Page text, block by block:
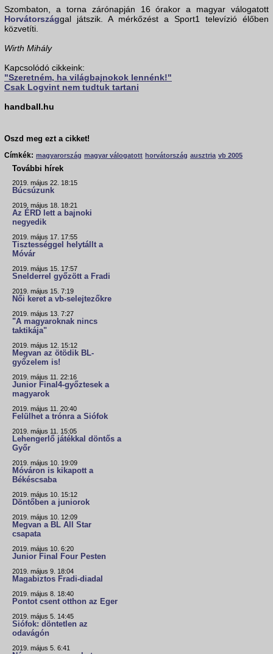
Szombaton, a torna zárónapján 16 órakor a magyar válogatott
Horvátországgal játszik. A mérkőzést a Sport1 televízió élőben
közvetíti.
Wirth Mihály
Kapcsolódó cikkeink:
"Szeretném, ha világbajnokok lennénk!"
Csak Logvint nem tudtuk tartani
handball.hu
Oszd meg ezt a cikket!
Címkék: magyarország magyar válogatott horvátország ausztria vb 2005
További hírek
2019. május 22. 18:15
Búcsúzunk
2019. május 18. 18:21
Az ÉRD lett a bajnoki
negyedik
2019. május 17. 17:55
Tisztességgel helytállt a
Móvár
2019. május 15. 17:57
Snelderrel győzött a Fradi
2019. május 15. 7:19
Női keret a vb-selejtezőkre
2019. május 13. 7:27
"A magyaroknak nincs
taktikája"
2019. május 12. 15:12
Megvan az ötödik BL-
győzelem is!
2019. május 11. 22:16
Junior Final4-győztesek a
magyarok
2019. május 11. 20:40
Felülhet a trónra a Siófok
2019. május 11. 15:05
Lehengerlő játékkal döntős a
Győr
2019. május 10. 19:09
Móváron is kikapott a
Békéscsaba
2019. május 10. 15:12
Döntőben a juniorok
2019. május 10. 12:09
Megvan a BL All Star
csapata
2019. május 10. 6:20
Junior Final Four Pesten
2019. május 9. 18:04
Magabiztos Fradi-diadal
2019. május 8. 18:40
Pontot csent otthon az Eger
2019. május 5. 14:45
Siófok: döntetlen az
odavágón
2019. május 5. 6:41